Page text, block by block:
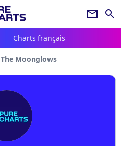
newsletter search
Charts français
The Moonglows